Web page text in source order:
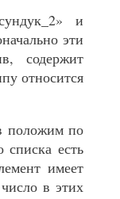
и
эти
содержит
относится
положим по
есть
имеет
в этих